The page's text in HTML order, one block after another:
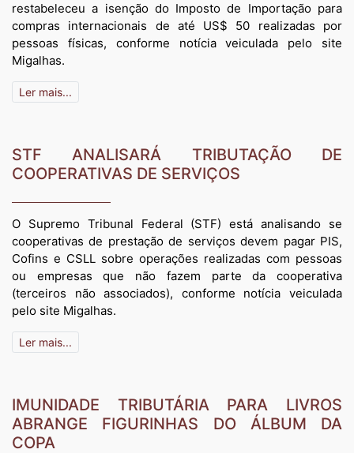
restabeleceu a isenção do Imposto de Importação para
compras internacionais de até US$ 50 realizadas por
pessoas físicas, conforme notícia veiculada pelo site
Migalhas.
Ler mais...
STF ANALISARÁ TRIBUTAÇÃO DE
COOPERATIVAS DE SERVIÇOS
O Supremo Tribunal Federal (STF) está analisando se
cooperativas de prestação de serviços devem pagar PIS,
Cofins e CSLL sobre operações realizadas com pessoas
ou empresas que não fazem parte da cooperativa
(terceiros não associados), conforme notícia veiculada
pelo site Migalhas.
Ler mais...
IMUNIDADE TRIBUTÁRIA PARA LIVROS
ABRANGE FIGURINHAS DO ÁLBUM DA
COPA